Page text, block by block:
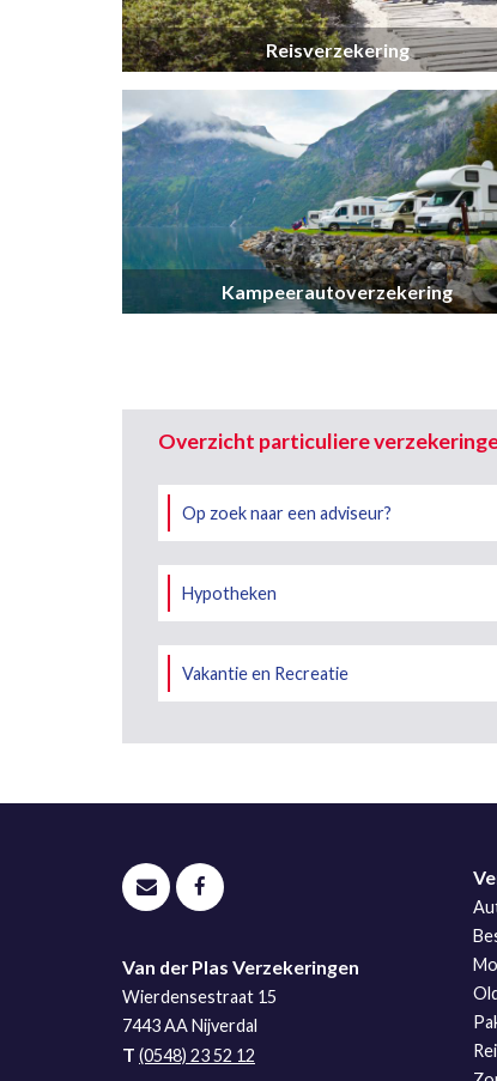
Reisverzekering
Kampeerautoverzekering
Overzicht particuliere
Op zoek naar een adviseur?
Hypotheken
Vakantie en Recreatie
Van der Plas Verzekeringen
Wierdensestraat 15
7443 AANijverdal
T (0548) 23 52 12